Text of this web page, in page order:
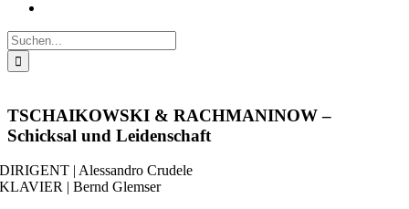
Suche
nach:
TSCHAIKOWSKI & RACHMANINOW –
Schicksal und Leidenschaft
DIRIGENT | Alessandro Crudele
KLAVIER | Bernd Glemser